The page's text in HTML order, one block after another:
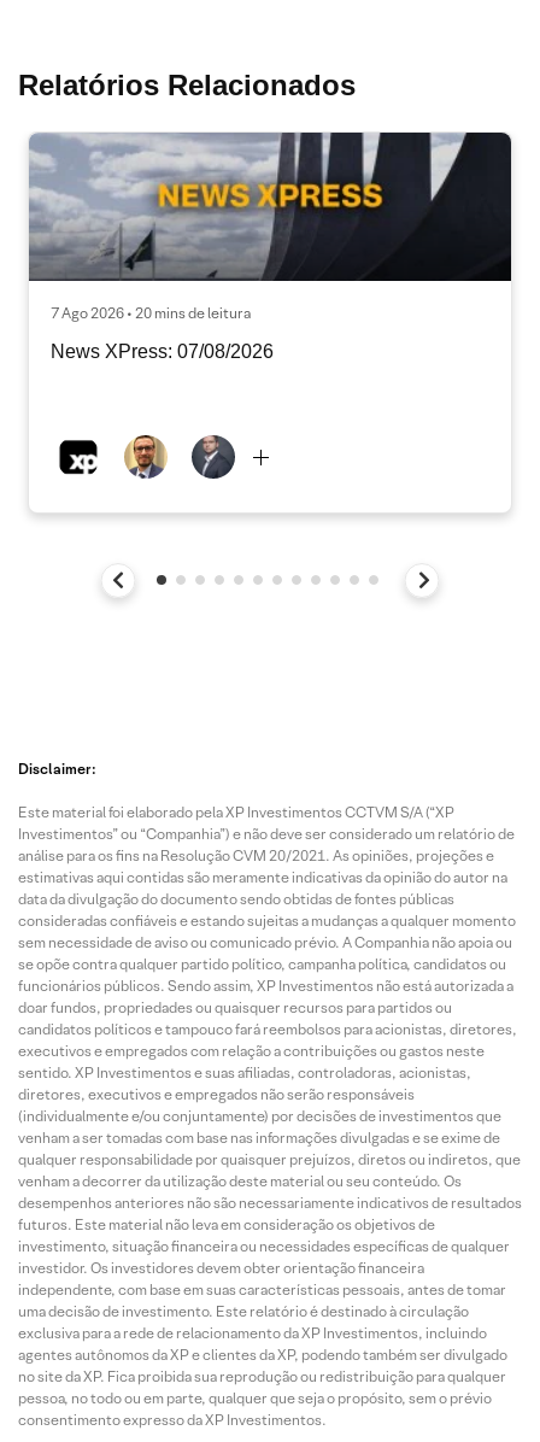
Relatórios Relacionados
7 Ago 2026 • 20 mins de leitura
News XPress: 07/08/2026
Disclaimer:
Este material foi elaborado pela XP Investimentos CCTVM S/A (“XP
Investimentos” ou “Companhia”) e não deve ser considerado um relatório de
análise para os fins na Resolução CVM 20/2021. As opiniões, projeções e
estimativas aqui contidas são meramente indicativas da opinião do autor na
data da divulgação do documento sendo obtidas de fontes públicas
consideradas confiáveis e estando sujeitas a mudanças a qualquer momento
sem necessidade de aviso ou comunicado prévio. A Companhia não apoia ou
se opõe contra qualquer partido político, campanha política, candidatos ou
funcionários públicos. Sendo assim, XP Investimentos não está autorizada a
doar fundos, propriedades ou quaisquer recursos para partidos ou
candidatos políticos e tampouco fará reembolsos para acionistas, diretores,
executivos e empregados com relação a contribuições ou gastos neste
sentido. XP Investimentos e suas afiliadas, controladoras, acionistas,
diretores, executivos e empregados não serão responsáveis
(individualmente e/ou conjuntamente) por decisões de investimentos que
venham a ser tomadas com base nas informações divulgadas e se exime de
qualquer responsabilidade por quaisquer prejuízos, diretos ou indiretos, que
venham a decorrer da utilização deste material ou seu conteúdo. Os
desempenhos anteriores não são necessariamente indicativos de resultados
futuros. Este material não leva em consideração os objetivos de
investimento, situação financeira ou necessidades específicas de qualquer
investidor. Os investidores devem obter orientação financeira
independente, com base em suas características pessoais, antes de tomar
uma decisão de investimento. Este relatório é destinado à circulação
exclusiva para a rede de relacionamento da XP Investimentos, incluindo
agentes autônomos da XP e clientes da XP, podendo também ser divulgado
no site da XP. Fica proibida sua reprodução ou redistribuição para qualquer
pessoa, no todo ou em parte, qualquer que seja o propósito, sem o prévio
consentimento expresso da XP Investimentos.